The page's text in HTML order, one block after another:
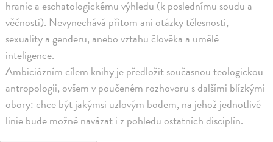
hranic a eschatologickému výhledu (k poslednímu soudu a
věčnosti). Nevynechává přitom ani otázky tělesnosti,
sexuality a genderu, anebo vztahu člověka a umělé
inteligence.
Ambiciózním cílem knihy je předložit současnou teologickou
antropologii, ovšem v poučeném rozhovoru s dalšími blízkými
obory: chce být jakýmsi uzlovým bodem, na jehož jednotlivé
linie bude možné navázat i z pohledu ostatních disciplín.